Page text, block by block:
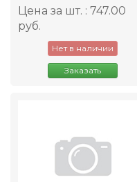
Цена за шт. : 747.00
руб.
Нет в наличии
Заказать